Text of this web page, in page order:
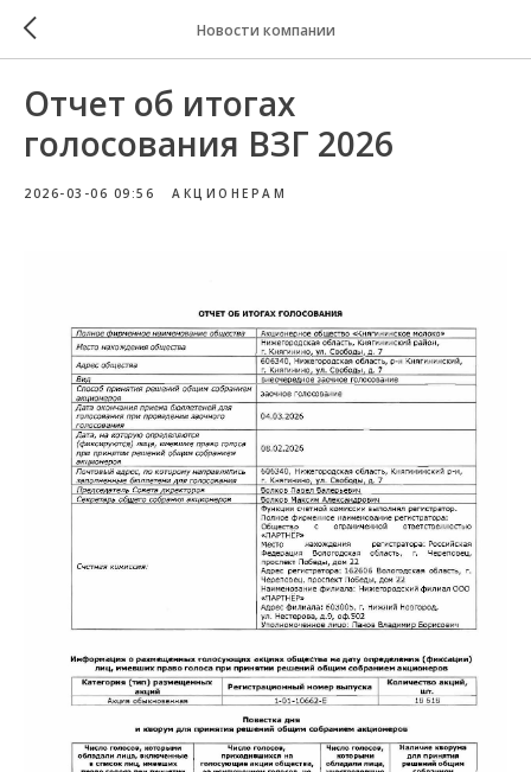
Новости компании
Отчет об итогах
голосования ВЗГ 2026
2026-03-06 09:56 АКЦИОНЕРАМ